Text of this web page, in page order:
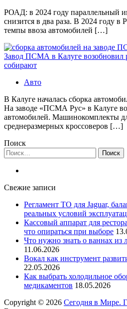
РОАД: в 2024 году параллельный
снизится в два раза. В 2024 году в
темпы ввоза автомобилей […]
Завод ПСМА в Калуге возобновил
собирают
Авто
В Калуге началась сборка
На заводе «ПСМА Рус» в Калуге
автомобилей. Машинокомплекты
среднеразмерных кроссоверов […]
Поиск
Найти:
Свежие записи
Регламент ТО для Jaguar,
реальных условий
Кассовый аппарат для
что опираться при выборе
Что нужно знать о ваннах из
11.06.2026
Вокал как инструмент
22.05.2026
Как выбрать холодильное
медикаментов 18.05.2026
Copyright © 2026 Сегодня в Мире.